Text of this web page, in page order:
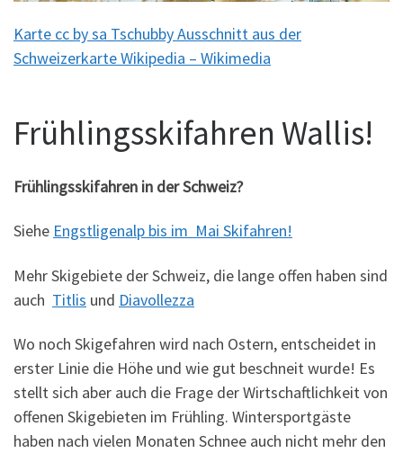
Karte cc by sa Tschubby Ausschnitt aus der
Schweizerkarte Wikipedia – Wikimedia
Frühlingsskifahren Wallis!
Frühlingsskifahren in der Schweiz?
Siehe Engstligenalp bis im Mai Skifahren!
Mehr Skigebiete der Schweiz, die lange offen haben sind
auch Titlis und Diavollezza
Wo noch Skigefahren wird nach Ostern, entscheidet in
erster Linie die Höhe und wie gut beschneit wurde! Es
stellt sich aber auch die Frage der Wirtschaftlichkeit von
offenen Skigebieten im Frühling. Wintersportgäste
haben nach vielen Monaten Schnee auch nicht mehr den